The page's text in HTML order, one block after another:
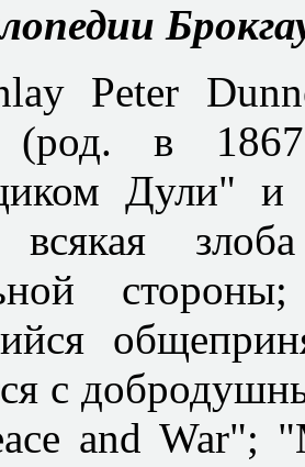
Peter
(род. в
Дули" и
всякая
с
and War";